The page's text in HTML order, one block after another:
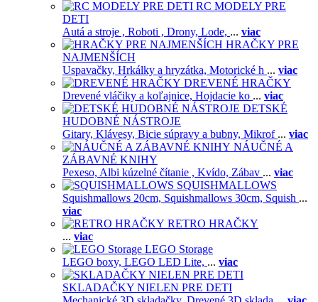
RC MODELY PRE
DETI
Autá a stroje , Roboti , Drony, Lode, ... viac
HRAČKY PRE
NAJMENŠÍCH
Uspavačky, Hrkálky a hryzátka, Motorické h ... viac
DREVENÉ HRAČKY
Drevené vláčiky a koľajnice, Hojdacie ko ... viac
DETSKÉ
HUDOBNÉ NÁSTROJE
Gitary, Klávesy, Bicie súpravy a bubny, Mikrof ... viac
NÁUČNÉ A
ZÁBAVNÉ KNIHY
Pexeso, Albi kúzelné čítanie , Kvído, Zábav ... viac
SQUISHMALLOWS
Squishmallows 20cm, Squishmallows 30cm, Squish ...
viac
RETRO HRAČKY
... viac
LEGO Storage
LEGO boxy, LEGO LED Lite, ... viac
SKLADAČKY NIELEN PRE DETI